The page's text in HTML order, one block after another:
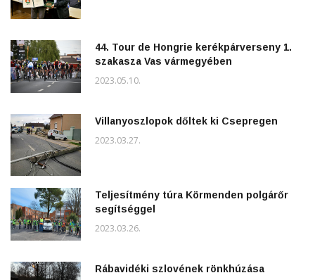
44. Tour de Hongrie kerékpárverseny 1.
szakasza Vas vármegyében
2023.05.10.
Villanyoszlopok dőltek ki Csepregen
2023.03.27.
Teljesítmény túra Körmenden polgárőr
segítséggel
2023.03.26.
Rábavidéki szlovének rönkhúzása